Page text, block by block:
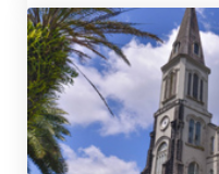
quaint fishing village,
turned into one of the
those looking to see
famous sights. Trou-
village in the 19th
Lislet-Geoffroy map
colonial